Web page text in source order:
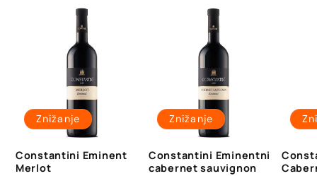
Znižanje
Constantini Eminent
Merlot
Znižanje
Constantini Eminentni
cabernet sauvignon